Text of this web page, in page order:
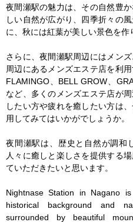
夜間瀬駅の魅力は、その自然豊
しい自然が広がり、四季折々の
に、秋には紅葉が美しい景色を作
さらに、夜間瀬駅周辺にはメン
周辺にあるメンズエステ店を利
FLAMINGO、BELL GROW、
など、多くのメンズエステ店が
したい方や疲れを癒したい方は
用してみてはいかがでしょうか。
夜間瀬駅は、歴史と自然が調和
人々に癒しと楽しさを提供する
ていただきたいと思います。
Nightnase Station in Nagano
historical background and
surrounded by beautiful